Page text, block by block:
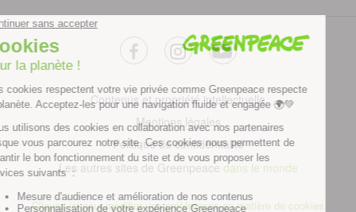
facebookinstagramyoutube
Contenus et propriété intellectuelle
Mentions légales
Politique de confidentialité
Les autres sites de Greenpeace dans le monde
Cliquez-ici pour modifier vos préférences en matière de cookies